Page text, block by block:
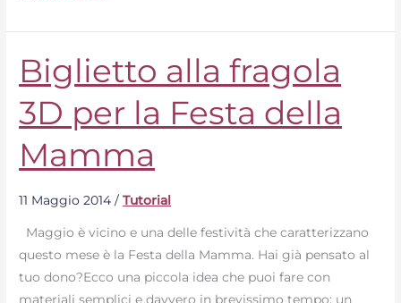
Biglietto alla fragola
3D per la Festa della
Mamma
11 Maggio 2014/Tutorial
Maggio è vicino e una delle festività che caratterizzano
questo mese è la Festa della Mamma. Hai già pensato al
tuo dono?Ecco una piccola idea che puoi fare con
materiali semplici e davvero in brevissimo tempo: un
Biglietto
alla
fragola
3D
per
la
Festa
Mamma